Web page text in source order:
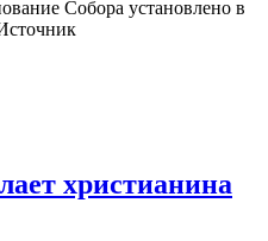
Собора установлено в
христианина